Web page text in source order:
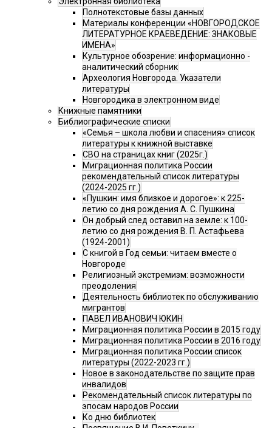
Полнотекстовые базы данных
Материалы конференции «НОВГОРОДСКОЕ
ЛИТЕРАТУРНОЕ КРАЕВЕДЕНИЕ: ЗНАКОВЫЕ
ИМЕНА»
Культурное обозрение: информационно -
аналитический сборник
Археология Новгорода. Указатели
литературы
Новгородика в электронном виде
Книжные памятники
Библиографические списки
«Семья – школа любви и спасения» список
литературы к книжной выставке
СВО на страницах книг (2025г.)
Миграционная политика России
рекомендательный список литературы
(2024-2025 гг.)
«Пушкин: имя близкое и дорогое»: к 225-
летию со дня рождения А. С. Пушкина
Он добрый след оставил на земле: к 100-
летию со дня рождения В. П. Астафьева
(1924-2001)
С книгой в Год семьи: читаем вместе о
Новгороде
Религиозный экстремизм: возможности
преодоления
Деятельность библиотек по обслуживанию
мигрантов
ПАВЕЛ ИВАНОВИЧ ЮКИН
Миграционная политика России в 2015 году
Миграционная политика России в 2016 году
Миграционная политика России список
литературы (2022-2023 гг.)
Новое в законодательстве по защите прав
инвалидов
Рекомендательный список литературы по
эпосам народов России
Ко дню библиотек